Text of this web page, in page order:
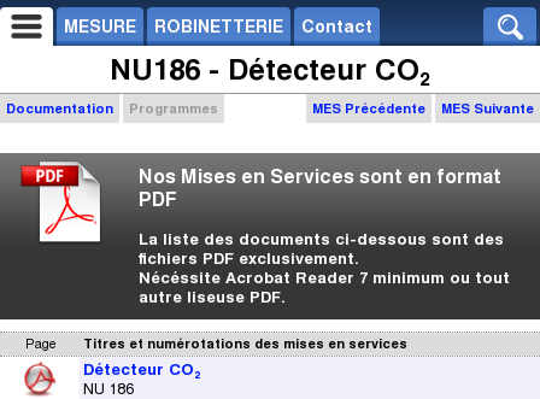
MESURE ROBINETTERIE Contact
NU186 - Détecteur CO₂
MES Précédente MES Suivante
Documentation Programmes
Nos Mises en Services sont en format
PDF
La liste des documents ci-dessous sont des
fichiers PDF exclusivement.
Nécéssite Acrobat Reader 7 minimum ou tout
autre liseuse PDF.
Page Titres et numérotations des mises en services
Détecteur CO₂
NU 186